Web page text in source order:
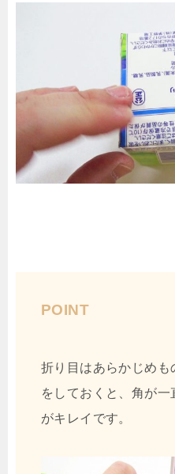
POINT
折り目はあらかじめも
をしておくと、角が一
がキレイです。